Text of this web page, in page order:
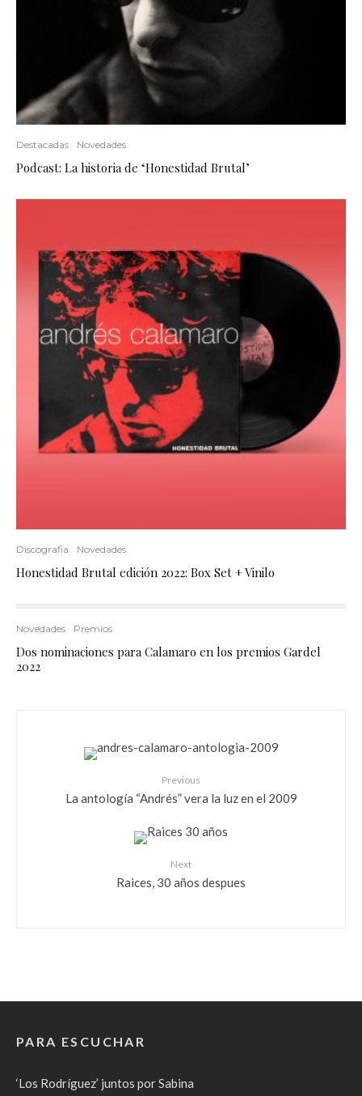
Destacadas Novedades
Podcast: La historia de ‘Honestidad Brutal’
Discografia Novedades
Honestidad Brutal edición 2022: Box Set + Vinilo
Novedades Premios
Dos nominaciones para Calamaro en los premios Gardel
2022
Previous
La antología “Andrés” vera la luz en el 2009
Next
Raices, 30 años despues
PARA ESCUCHAR
‘Los Rodríguez’ juntos por Sabina